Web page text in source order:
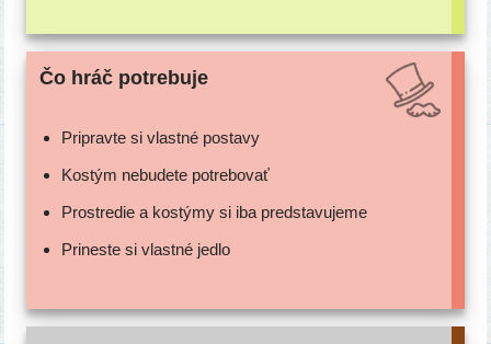
Čo hráč potrebuje
Pripravte si vlast­né postavy
Kostým nebu­de­te potrebovať
Prostredie a kos­tý­my si iba predstavujeme
Prineste si vlast­né jedlo